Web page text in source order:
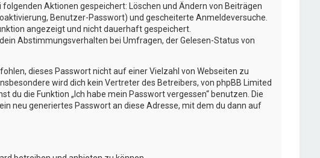
Aktionen gespeichert: Löschen und Ändern von Beiträgen
Benutzer-Passwort) und gescheiterte Anmeldeversuche.
angezeigt und nicht dauerhaft gespeichert.
Abstimmungsverhalten bei Umfragen, der Gelesen-Status von
dieses Passwort nicht auf einer Vielzahl von Webseiten zu
wird dich kein Vertreter des Betreibers, von phpBB Limited
die Funktion „Ich habe mein Passwort vergessen“ benutzen. Die
neu generiertes Passwort an diese Adresse, mit dem du dann auf